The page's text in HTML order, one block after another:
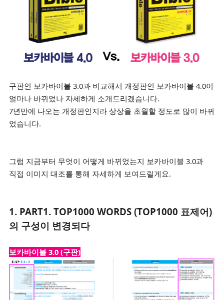
구판인 보카바이블 3.0과 비교해서 개정판인 보카바이블 4.0이
얼마나 바뀌었나 자세하게 소개드리겠습니다.
7년만에 나오는 개정판인지라 상상을 초월할 정도로 많이 바뀌
었습니다.
그럼 지금부터 무엇이 어떻게 바뀌었는지 보카바이블 3.0과
직접 이미지 대조를 통해 자세하게 보여드릴게요.
1. PART1. TOP1000 WORDS (TOP1000 표제어)
의 구성이 변경되다
보카바이블 3.0 (구판)